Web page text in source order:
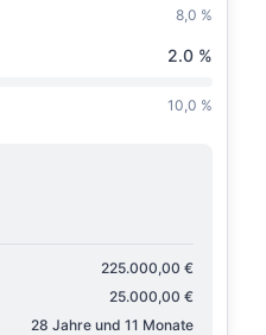
8,0 %
2.0 %
10,0 %
225.000,00 €
25.000,00 €
28 Jahre und 11 Monate